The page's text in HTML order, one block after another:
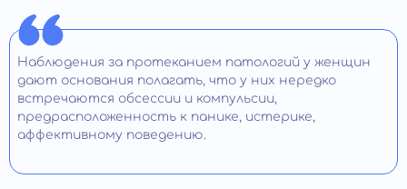
Наблюдения за протеканием патологий у женщин
дают основания полагать, что у них нередко
встречаются обсессии и компульсии,
предрасположенность к панике, истерике,
аффективному поведению.